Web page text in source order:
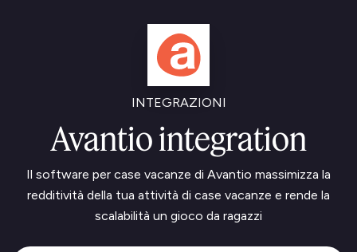
INTEGRAZIONI
Avantio integration
Il software per case vacanze di Avantio massimizza la
redditività della tua attività di case vacanze e rende la
scalabilità un gioco da ragazzi